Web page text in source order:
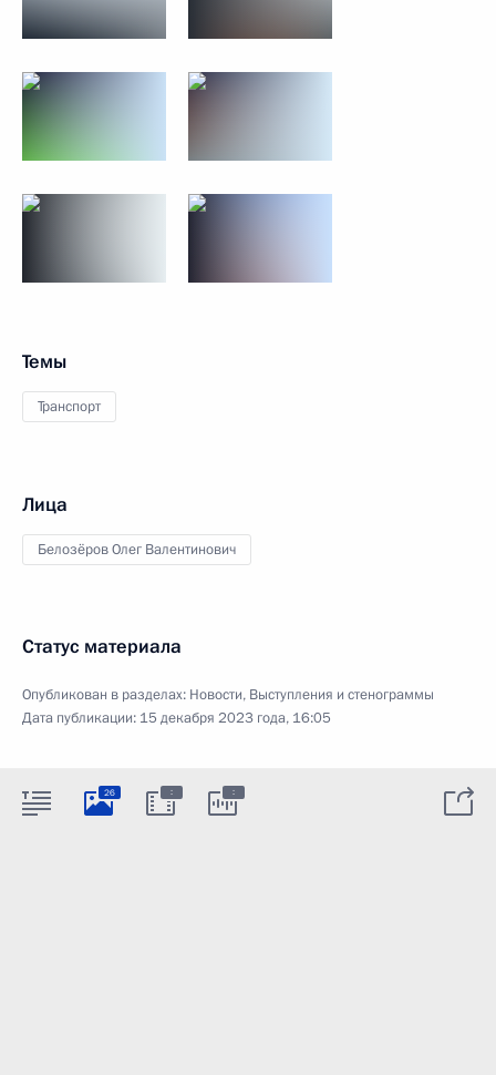
Темы
Транспорт
Лица
Белозёров Олег Валентинович
Статус материала
Опубликован в разделах: Новости, Выступления и стенограммы
Дата публикации: 15 декабря 2023 года, 16:05
26 : :